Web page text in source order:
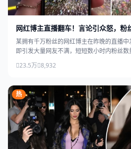
网红博主直播翻车！言论引众怒，粉
某拥有千万粉丝的网红博主在昨晚的直播
即引发大量网友不满，短短数小时内粉丝数
23.5万 8,932
热